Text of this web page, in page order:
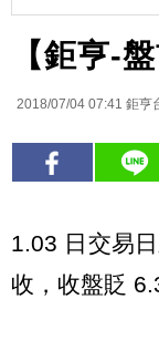
【鉅亨-
2018/07/04 07:41 鉅亨
1.03 日交易
收，收盤貶